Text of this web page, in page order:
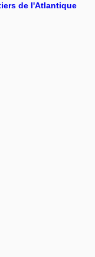
de l'Atlantique